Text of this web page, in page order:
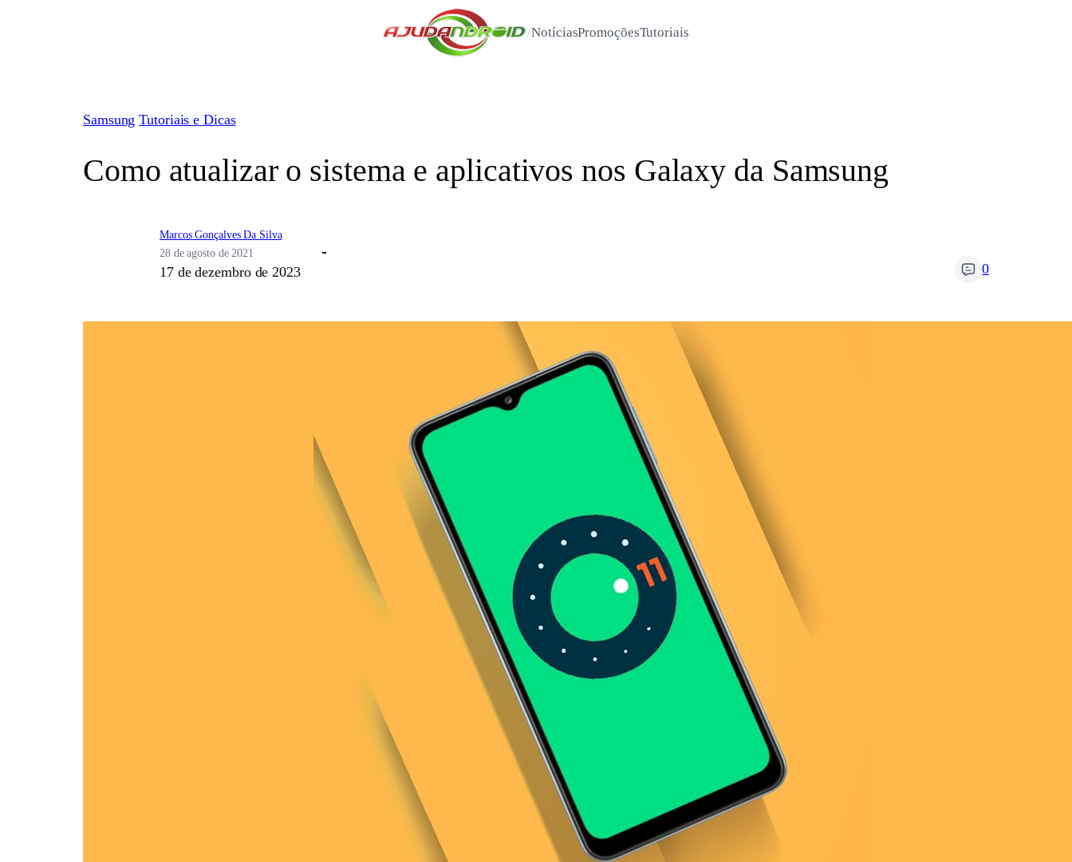
/NotíciasPromoçõesTutoriais
Samsung Tutoriais e Dicas
Como atualizar o sistema e aplicativos nos Galaxy da Samsung
Marcos Gonçalves Da Silva
28 de agosto de 2021
17 de dezembro de 2023 0